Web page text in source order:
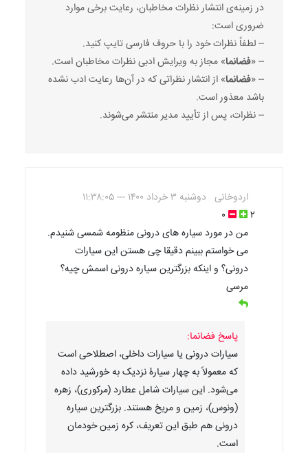
در زمینه‌ی انتشار نظرات مخاطبان، رعایت برخی موارد
ضروری است:
-- لطفاً نظرات خود را با حروف فارسی تایپ کنید.
-- «فضانما» مجاز به ویرایش ادبی نظرات مخاطبان است.
-- «فضانما» از انتشار نظراتی که در آن‌ها رعایت ادب نشده
باشد معذور است.
-- نظرات، پس از تأیید مدیر منتشر می‌شوند.
اردوخانی دوشنبه ۳ خرداد ۱۴۰۰ --- ۱۱:۳۸:۰۵
۲
۰
من در مورد سیاره های درونی منظومه شمسی شنیدم.
می خواستم ببینم دقیقا چی هستن این سیارات
درونی؟ و اینکه بزرگترین سیاره درونی اسمش چیه؟
مرسی
پاسخ فضانما:
سیارات درونی یا سیارات داخلی، اصطلاحی است
که معمولاً به چهار سیارۀ نزدیک به خورشید داده
می‌شود. این سیارات شامل عطارد (مرکوری)، زهره
(ونوس)، زمین و مریخ هستند. بزرگترین سیاره
درونی هم طبق این تعریف، کره زمین خودمان
است.